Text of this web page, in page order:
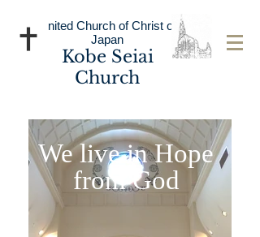
United Church of Christ of
Japan
Kobe Seiai
Church
We live in Hope
from God